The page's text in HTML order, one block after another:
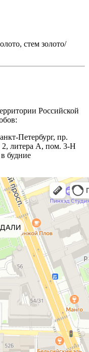
стем золото/
Российской
Петербург, пр.
2, литера А, пом. 3-Н
будние